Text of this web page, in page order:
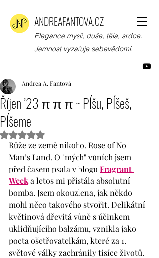
ANDREAFANTOVA.CZ
Elegance mysli, duše, těla, srdce.
Jemnost vyzařuje sebevědomí.
Říjen ’23 π π π ~ PÍšu, PÍšeš,
PÍšeme
Andrea A. Fantová
Hodnoceno NaN z 5 hvězdiček.
Růže ze země nikoho. Rose of No
Man’s Land. O "mých" vůních jsem
před časem psala v blogu Fragrant
Week a letos mi přistála absolutní
bomba. Jsem okouzlena, jak někdo
mohl něco takového stvořit. Delikátní
květinová dřevitá vůně s účinkem
uklidňujícího balzámu, vznikla jako
pocta ošetřovatelkám, které za 1.
světové války zachránily tisíce životů.